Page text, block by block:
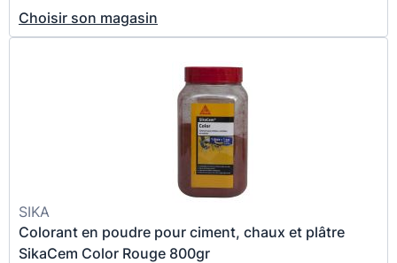
Choisir son magasin
SIKA
Colorant en poudre pour ciment, chaux et plâtre
SikaCem Color Rouge 800gr